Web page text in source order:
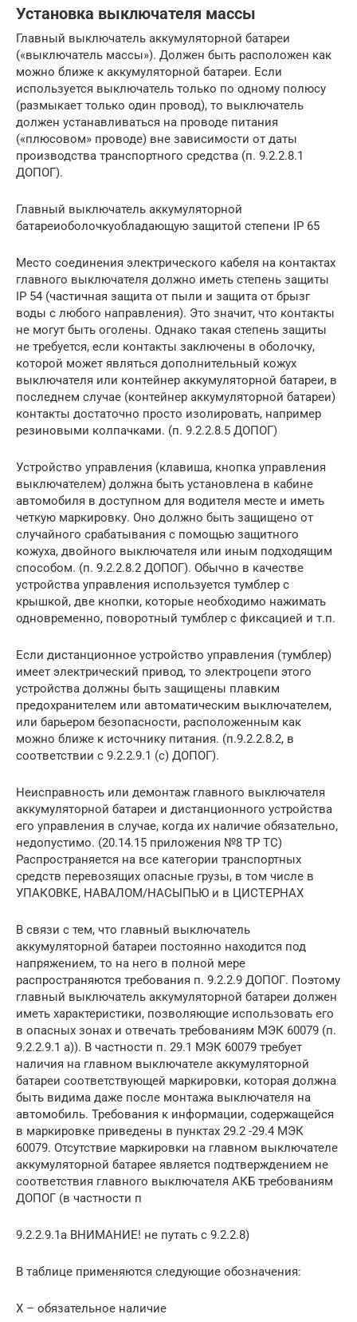
Установка выключателя массы
Главный выключатель аккумуляторной батареи
(«выключатель массы»). Должен быть расположен как
можно ближе к аккумуляторной батареи. Если
используется выключатель только по одному полюсу
(размыкает только один провод), то выключатель
должен устанавливаться на проводе питания
(«плюсовом» проводе) вне зависимости от даты
производства транспортного средства (п. 9.2.2.8.1
ДОПОГ).
Главный выключатель аккумуляторной
батареиоболочкуобладающую защитой степени IP 65
Место соединения электрического кабеля на контактах
главного выключателя должно иметь степень защиты
IP 54 (частичная защита от пыли и защита от брызг
воды с любого направления). Это значит, что контакты
не могут быть оголены. Однако такая степень защиты
не требуется, если контакты заключены в оболочку,
которой может являться дополнительный кожух
выключателя или контейнер аккумуляторной батареи, в
последнем случае (контейнер аккумуляторной батареи)
контакты достаточно просто изолировать, например
резиновыми колпачками. (п. 9.2.2.8.5 ДОПОГ)
Устройство управления (клавиша, кнопка управления
выключателем) должна быть установлена в кабине
автомобиля в доступном для водителя месте и иметь
четкую маркировку. Оно должно быть защищено от
случайного срабатывания с помощью защитного
кожуха, двойного выключателя или иным подходящим
способом. (п. 9.2.2.8.2 ДОПОГ). Обычно в качестве
устройства управления используется тумблер с
крышкой, две кнопки, которые необходимо нажимать
одновременно, поворотный тумблер с фиксацией и т.п.
Если дистанционное устройство управления (тумблер)
имеет электрический привод, то электроцепи этого
устройства должны быть защищены плавким
предохранителем или автоматическим выключателем,
или барьером безопасности, расположенным как
можно ближе к источнику питания. (п.9.2.2.8.2, в
соответствии с 9.2.2.9.1 (с) ДОПОГ).
Неисправность или демонтаж главного выключателя
аккумуляторной батареи и дистанционного устройства
его управления в случае, когда их наличие обязательно,
недопустимо. (20.14.15 приложения №8 ТР ТС)
Распространяется на все категории транспортных
средств перевозящих опасные грузы, в том числе в
УПАКОВКЕ, НАВАЛОМ/НАСЫПЬЮ и в ЦИСТЕРНАХ
В связи с тем, что главный выключатель
аккумуляторной батареи постоянно находится под
напряжением, то на него в полной мере
распространяются требования п. 9.2.2.9 ДОПОГ. Поэтому
главный выключатель аккумуляторной батареи должен
иметь характеристики, позволяющие использовать его
в опасных зонах и отвечать требованиям МЭК 60079 (п.
9.2.2.9.1 а)). В частности п. 29.1 МЭК 60079 требует
наличия на главном выключателе аккумуляторной
батареи соответствующей маркировки, которая должна
быть видима даже после монтажа выключателя на
автомобиль. Требования к информации, содержащейся
в маркировке приведены в пунктах 29.2 -29.4 МЭК
60079. Отсутствие маркировки на главном выключателе
аккумуляторной батарее является подтверждением не
соответствия главного выключателя АКБ требованиям
ДОПОГ (в частности п
9.2.2.9.1а ВНИМАНИЕ! не путать с 9.2.2.8)
В таблице применяются следующие обозначения:
Х – обязательное наличие